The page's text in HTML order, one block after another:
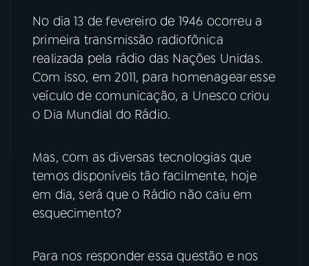
07ÚLTIMAS
08 FESTIVAL DE MÚSICA
YouTube Facebook
Instagram X
No dia 13 de fevereiro de 1946 ocorreu a
primeira transmissão radiofônica
realizada pela rádio das Nações Unidas.
Com isso, em 2011, para homenagear esse
veículo de comunicação, a Unesco criou
o Dia Mundial do Rádio.
Mas, com as diversas tecnologias que
temos disponíveis tão facilmente, hoje
em dia, será que o Rádio não caiu em
esquecimento?
Para nos responder essa questão e nos